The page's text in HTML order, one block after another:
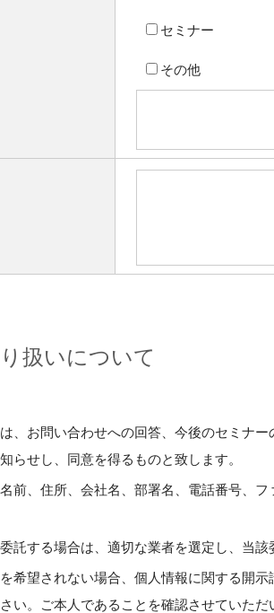
セミナー
その他
扱いについて
、お問い合わせへの回答、今後のセミナ
らせし、同意を得るものと致します。
前、住所、会社名、部署名、電話番号、
託する場合は、適切な業者を選定し、当
希望されない場合、個人情報に関する開
い。ご本人であることを確認させていただ